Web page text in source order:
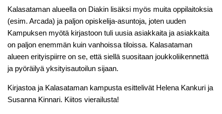
Kalasataman alueella on Diakin lisäksi myös muita oppilaitoksia
(esim. Arcada) ja paljon opiskelija-asuntoja, joten uuden
Kampuksen myötä kirjastoon tuli uusia asiakkaita ja asiakkaita
on paljon enemmän kuin vanhoissa tiloissa. Kalasataman
alueen erityispiirre on se, että siellä suositaan joukkoliikennettä
ja pyöräilyä yksityisautoilun sijaan.
Kirjastoa ja Kalasataman kampusta esittelivät Helena Kankuri ja
Susanna Kinnari. Kiitos vierailusta!